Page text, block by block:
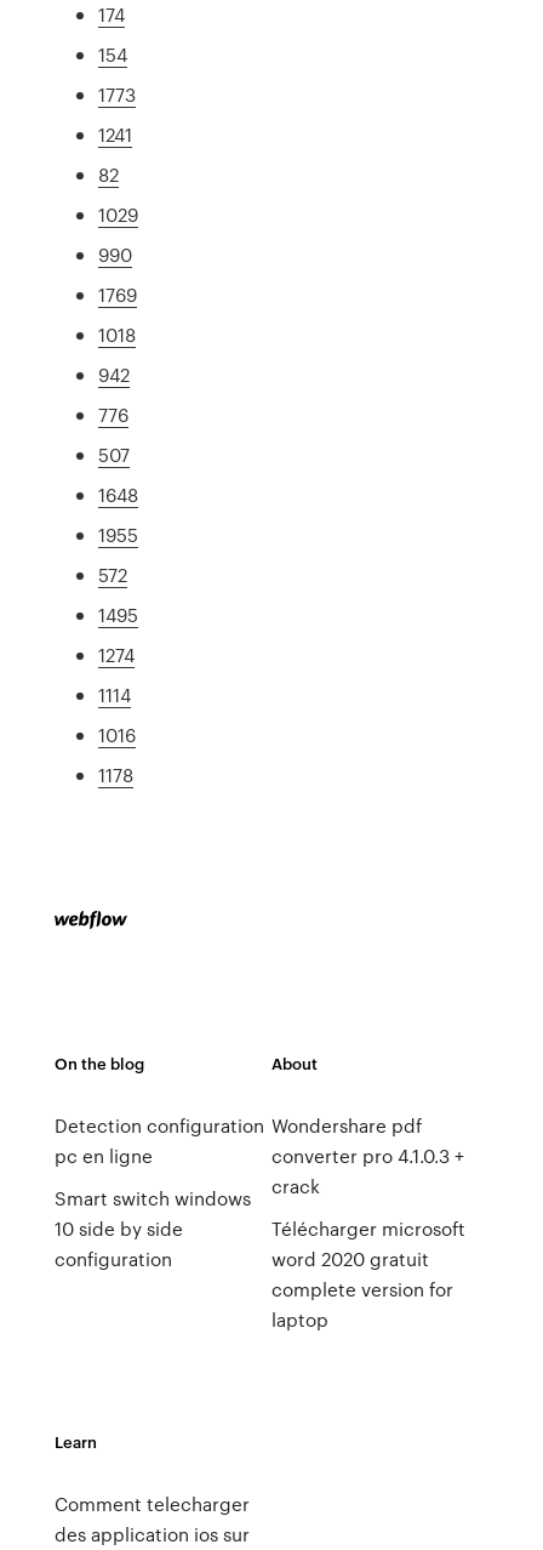
174
154
1773
1241
82
1029
990
1769
1018
942
776
507
1648
1955
572
1495
1274
1114
1016
1178
On the blog
Detection configuration
pc en ligne
Smart switch windows
10 side by side
configuration
About
Wondershare pdf
converter pro 4.1.0.3 +
crack
Télécharger microsoft
word 2020 gratuit
complete version for
laptop
Learn
Comment telecharger
des application ios sur